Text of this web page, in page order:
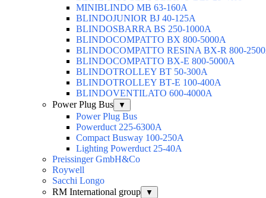
MINIBLINDO MB 63-160А
BLINDOJUNIOR BJ 40-125А
BLINDOSBARRA BS 250-1000А
BLINDOCOMPATTO BX 800-5000А
BLINDOCOMPATTO RESINA BX-R 800-
BLINDOCOMPATTO BX-Е 800-5000А
BLINDOTROLLEY ВТ 50-300А
BLINDOTROLLEY ВТ-Е 100-400А
BLINDOVENTILATO 600-4000А
Power Plug Bus
▼
Power Plug Bus
Powerduct 225-6300А
Compact Busway 100-250А
Lighting Powerduct 25-40А
Preissinger GmbH&Co
Roywell
Sacchi Longo
RM International group
▼